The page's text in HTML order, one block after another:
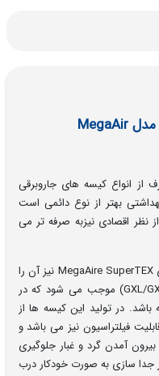
نقد و بررسی کیسه جاروبرقی بوش مدل MegaAir
از انواع کیسه های جاروبرقی
بهتر از نوع دائمی است
نظر اقصادی نیزبه صرفه تر می
کیسه جاروبرقی بوش نوع G که با نام تجاری MegaAire SuperTEX نیز آن را
می شناسید با طراحی و ظرفیت بالای (GXL/GXXL) موجب می شود که در
باشد. در تولید این کیسه ها از
فیلتراسیون نیز می باشد و
آمدن گرد و غبار جلوگیری
سازی به صورت خودکار درب